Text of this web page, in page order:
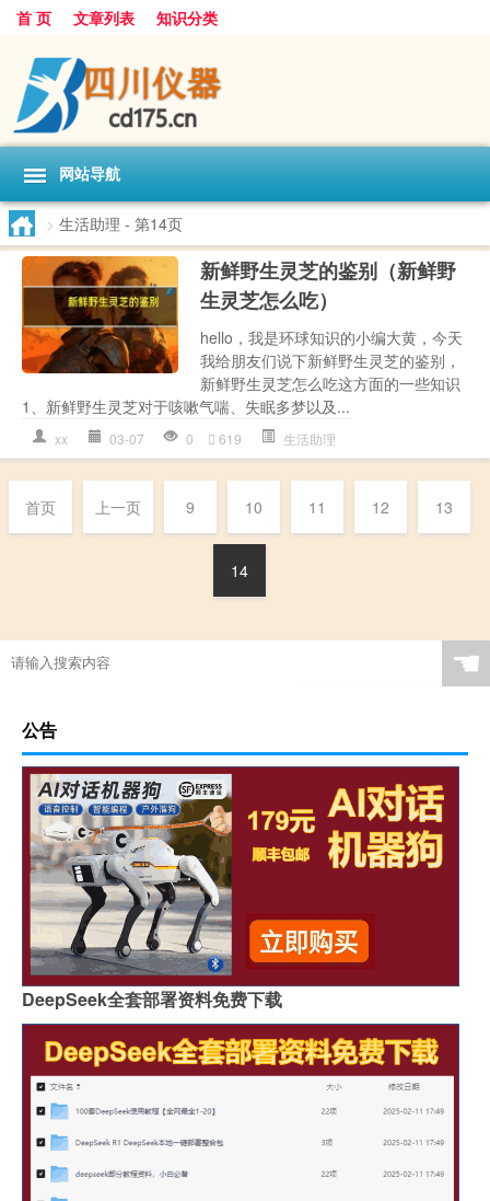
首 页 文章列表 知识分类
网站导航
> 生活助理 - 第14页
新鲜野生灵芝的鉴别（新鲜野
生灵芝怎么吃）
hello，我是环球知识的小编大黄，今天
我给朋友们说下新鲜野生灵芝的鉴别，
新鲜野生灵芝怎么吃这方面的一些知识
1、新鲜野生灵芝对于咳嗽气喘、失眠多梦以及...
xx 03-07 0 619 生活助理
首页 上一页 9 10 11 12 13
14
☚
公告
DeepSeek全套部署资料免费下载